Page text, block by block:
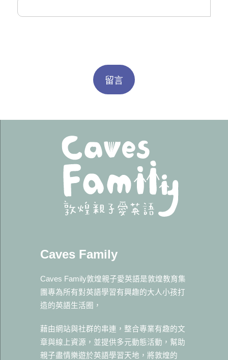
Caves Family
Caves Family敦煌親子愛英語是敦煌教育集
團專為所有對英語學習有興趣的大人小孩打
造的英語生活圈，
藉由網站與社群的串連，整合專業有趣的文
章與線上資源，並提供多元動態活動，幫助
親子盡情樂遊於英語學習天地，將敦煌的